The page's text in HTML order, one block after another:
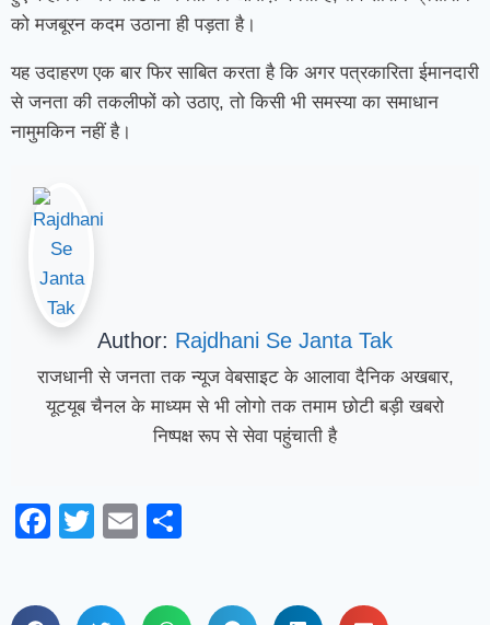
को मजबूरन कदम उठाना ही पड़ता है।
यह उदाहरण एक बार फिर साबित करता है कि अगर पत्रकारिता ईमानदारी
से जनता की तकलीफों को उठाए, तो किसी भी समस्या का समाधान
नामुमकिन नहीं है।
Author: Rajdhani Se Janta Tak
राजधानी से जनता तक न्यूज वेबसाइट के आलावा दैनिक अखबार,
यूटयूब चैनल के माध्यम से भी लोगो तक तमाम छोटी बड़ी खबरो
निष्पक्ष रूप से सेवा पहुंचाती है
Facebook
TwitterEmail